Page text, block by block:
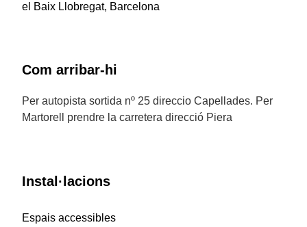
el Baix Llobregat, Barcelona
Com arribar-hi
Per autopista sortida nº 25 direccio Capellades. Per
Martorell prendre la carretera direcció Piera
Instal·lacions
Espais accessibles